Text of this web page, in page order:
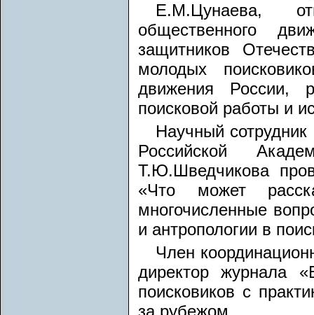
Е.М.Цунаева,
общественного
защитников
молодых
движения России,
поисковой работы и
Научный сотрудник
Российской
Т.Ю.Шведчикова
«Что может
многочисленные
и антропологии в
Член
директор журнала
поисковиков с
за рубежом.